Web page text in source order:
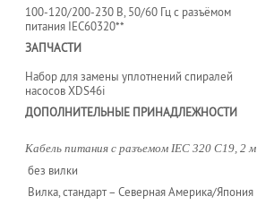
100-120/200-230 В, 50/60 Гц с разъёмом
питания IEC60320**
ЗАПЧАСТИ
Набор для замены уплотнений спиралей
насосов XDS46i
ДОПОЛНИТЕЛЬНЫЕ ПРИНАДЛЕЖНОСТИ
Кабель питания с разъемом IEC 320 С19, 2 м
без вилки
Вилка, стандарт – Северная Америка/Япония